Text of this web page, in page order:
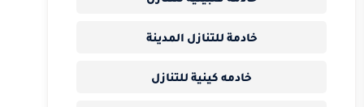
خادمة للتنازل المدينة
خادمه كينية للتنازل